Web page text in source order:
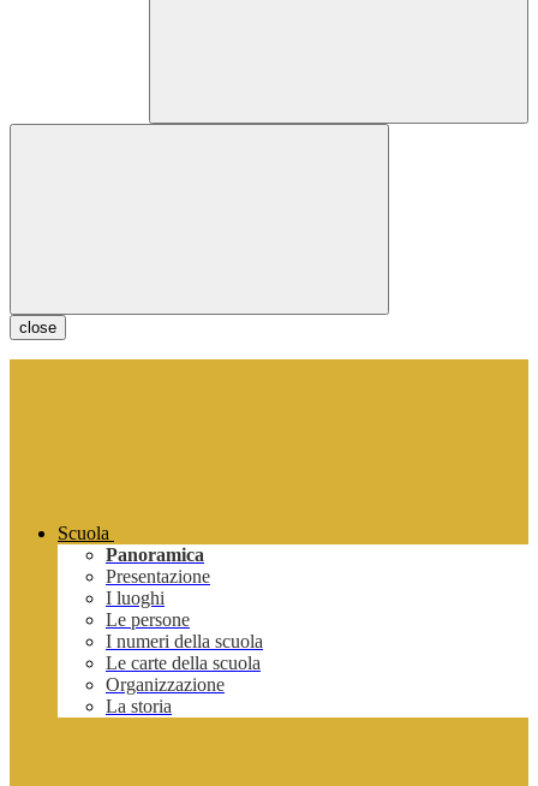
close
Scuola
Panoramica
Presentazione
I luoghi
Le persone
I numeri della scuola
Le carte della scuola
Organizzazione
La storia